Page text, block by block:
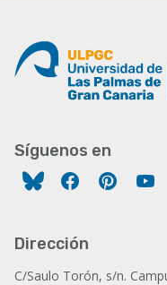
Síguenos en
Facebook
Dirección
C/Saulo Torón, s/n.